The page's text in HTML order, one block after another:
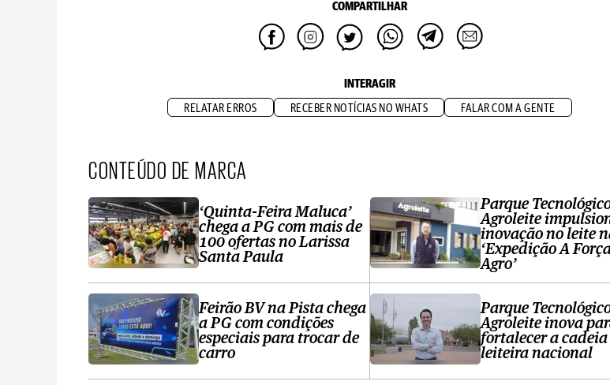
COMPARTILHAR
INTERAGIR
RELATAR ERROS RECEBER NOTÍCIAS NO WHATS FALAR COM A GENTE
CONTEÚDO DE MARCA
‘Quinta-Feira Maluca’
chega a PG com mais de
100 ofertas no Larissa
Santa Paula
Feirão BV na Pista chega
a PG com condições
especiais para trocar de
carro
Parque
Agroleite
inovação no leite
‘Expedição A
Agro’
Parque
Agroleite inova
fortalecer a cadeia
leiteira nacional